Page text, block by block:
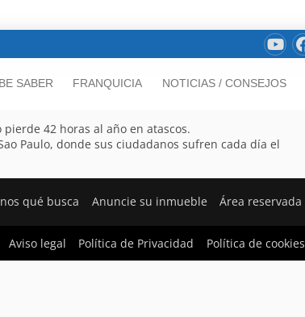
SABER FRANQUICIA NOTICIAS / CONSEJOS
42 horas al año en atascos.
Paulo, donde sus ciudadanos sufren cada día el
qué busca Anuncie su inmueble Área reservada
Aviso legal Política de Privacidad Política de cookies